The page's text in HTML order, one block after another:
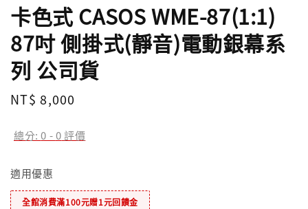
卡色式 CASOS WME-87(1:1)
87吋 側掛式(靜音)電動銀幕系
列 公司貨
Regular
NT$ 8,000
總分:0 -0評價
適用優惠
全館消費滿100元贈1元回饋金